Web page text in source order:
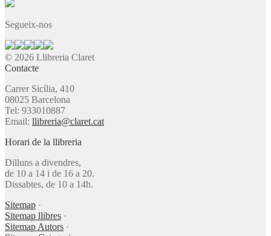
Segueix-nos
© 2026 Llibreria Claret
Contacte
Carrer Sicília, 410
08025 Barcelona
Tel: 933010887
Email: llibreria@claret.cat
Horari de la llibreria
Dilluns a divendres,
de 10 a 14 i de 16 a 20.
Dissabtes, de 10 a 14h.
Sitemap ·
Sitemap llibres ·
Sitemap Autors ·